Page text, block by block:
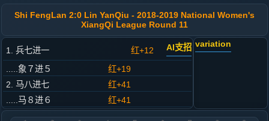
Shi FengLan 2:0 Lin YanQiu - 2018-2019 National Women's
XiangQi League Round 11
1. 兵七进一 红+12 AI支招
.....象７进５
红+19
2. 马八进七
红+41
.....马８进６
红+41
3. 炮二平五
红+46
variation